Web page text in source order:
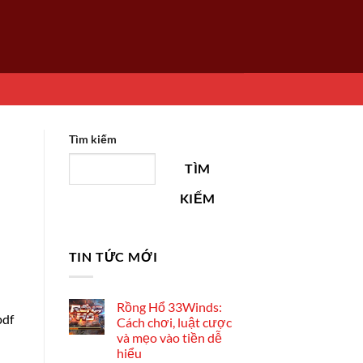
Tìm kiếm
TÌM
KIẾM
TIN TỨC MỚI
Rồng Hổ 33Winds:
Cách chơi, luật cược
và mẹo vào tiền dễ
hiểu